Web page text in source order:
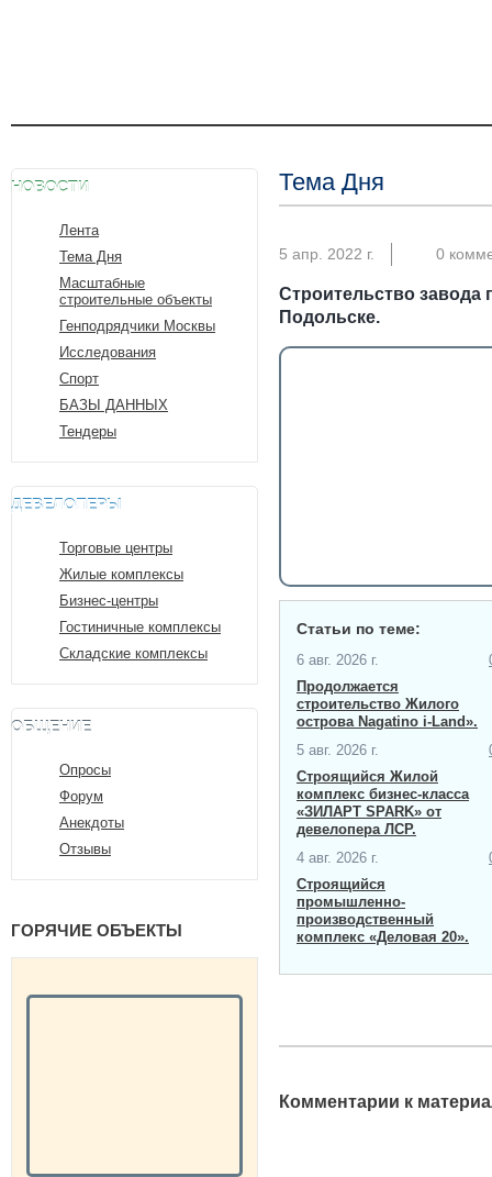
НОВОСТИ
Лента
Тема Дня
Масштабные
строительные объекты
Генподрядчики Москвы
Исследования
Спорт
БАЗЫ ДАННЫХ
Тендеры
ДЕВЕЛОПЕРЫ
Торговые центры
Жилые комплексы
Бизнес-центры
Гостиничные комплексы
Складские комплексы
ОБЩЕНИЕ
Опросы
Форум
Анекдоты
Отзывы
ГОРЯЧИЕ ОБЪЕКТЫ
Тема Дня
5 апр. 2022 г. 0
Строительство завода
Подольске.
Статьи по теме:
6 авг. 2026 г.
Продолжается
строительство Жилого
острова Nagatino i-Land».
5 авг. 2026 г.
Строящийся Жилой
комплекс бизнес-класса
«ЗИЛАРТ SPARK» от
девелопера ЛСР.
4 авг. 2026 г.
Строящийся
промышленно-
производственный
комплекс «Деловая 20».
Комментарии к